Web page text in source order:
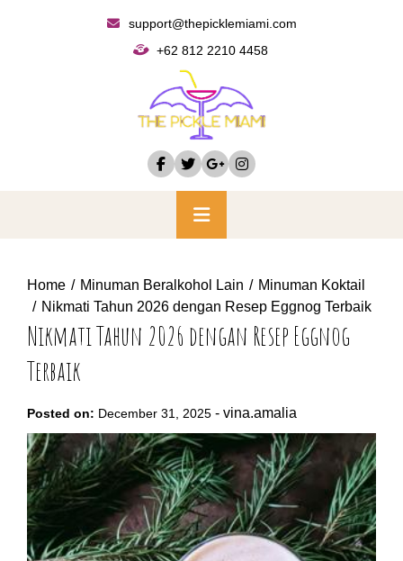
support@thepicklemiami.com
+62 812 2210 4458
Primary
Menu
Home Minuman Beralkohol Lain
Minuman Koktail
Nikmati Tahun 2026 dengan Resep Eggnog Terbaik
Nikmati Tahun 2026 dengan Resep Eggnog
Terbaik
Posted on: December 31, 2025 - vina.amalia